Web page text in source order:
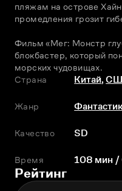
пляжам на острове
промедления грозит
Фильм «Мег: Монстр
блокбастер, который
морских чудовищах.
Страна
Китай,
Жанр
Качество SD
Время 108 мин /
Рейтинг